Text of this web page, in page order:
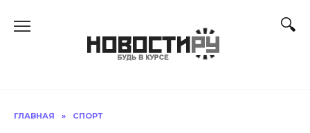
ГЛАВНАЯ » СПОРТ